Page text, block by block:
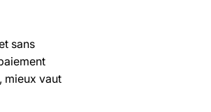
sans
mieux vaut